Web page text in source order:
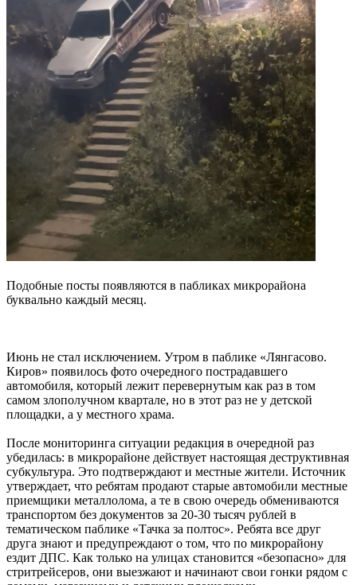
Подобные посты появляются в пабликах микрорайона
буквально каждый месяц.
Июнь не стал исключением. Утром в паблике «Лянгасово.
Киров» появилось фото очередного пострадавшего
автомобиля, который лежит перевернутым как раз в том
самом злополучном квартале, но в этот раз не у детской
площадки, а у местного храма.
После мониторинга ситуации редакция в очередной раз
убедилась: в микрорайоне действует настоящая деструктивная
субкультура. Это подтверждают и местные жители. Источник
утверждает, что ребятам продают старые автомобили местные
приемщики металлолома, а те в свою очередь обмениваются
транспортом без документов за 20-30 тысяч рублей в
тематическом паблике «Тачка за полтос». Ребята все друг
друга знают и предупреждают о том, что по микрорайону
ездит ДПС. Как только на улицах становится «безопасно» для
стритрейсеров, они выезжают и начинают свои гонки рядом с